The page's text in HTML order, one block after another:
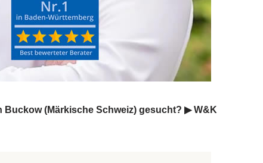
(Märkische Schweiz) gesucht? ▶︎ W&K